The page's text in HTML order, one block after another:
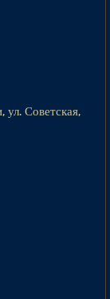
ул. Советская,